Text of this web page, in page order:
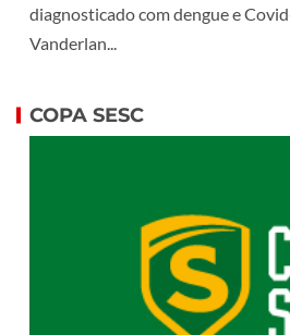
diagnosticado com dengue e
Vanderlan...
COPA SESC